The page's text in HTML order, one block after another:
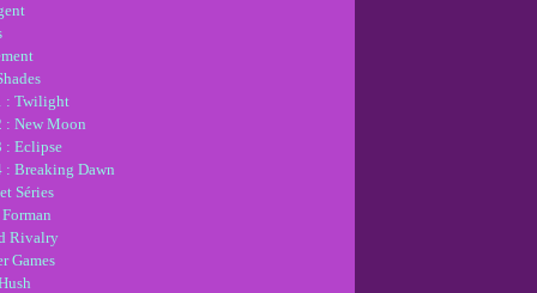
: Twilight
: New Moon
: Eclipse
: Breaking Dawn
Séries
Rivalry
Games